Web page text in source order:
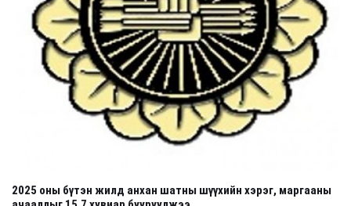
2025 оны бүтэн жилд анхан шатны шүүхийн хэрэг, маргааны